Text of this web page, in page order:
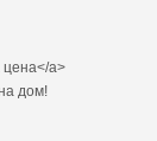
цена</a>
дом!